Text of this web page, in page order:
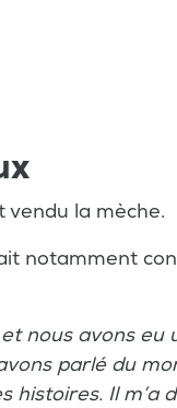
vendu la mèche.
notamment
nous avons eu
parlé du
histoires. Il m’a